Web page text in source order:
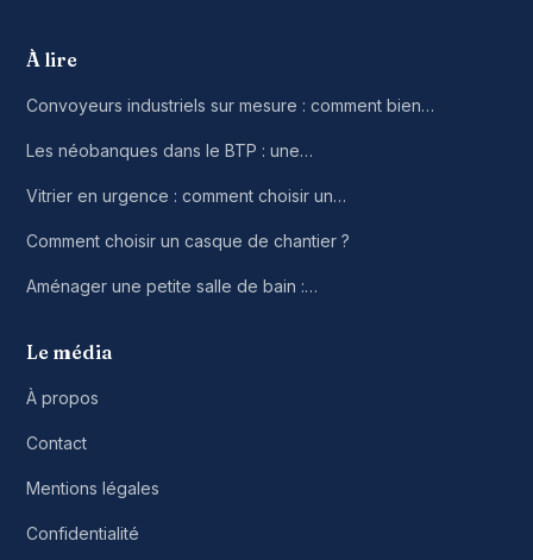
À lire
Convoyeurs industriels sur mesure : comment bien…
Les néobanques dans le BTP : une…
Vitrier en urgence : comment choisir un…
Comment choisir un casque de chantier ?
Aménager une petite salle de bain :…
Le média
À propos
Contact
Mentions légales
Confidentialité